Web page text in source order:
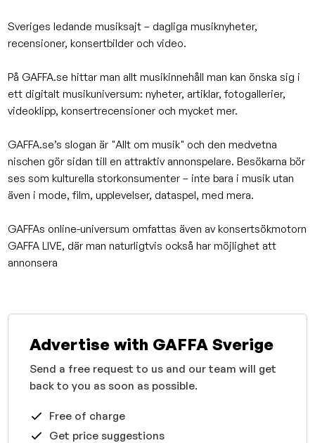
Sveriges ledande musiksajt – dagliga musiknyheter,
recensioner, konsertbilder och video.
På GAFFA.se hittar man allt musikinnehåll man kan önska sig i
ett digitalt musikuniversum: nyheter, artiklar, fotogallerier,
videoklipp, konsertrecensioner och mycket mer.
GAFFA.se’s slogan är "Allt om musik" och den medvetna
nischen gör sidan till en attraktiv annonspelare. Besökarna bör
ses som kulturella storkonsumenter – inte bara i musik utan
även i mode, film, upplevelser, dataspel, med mera.
GAFFAs online-universum omfattas även av konsertsökmotorn
GAFFA LIVE, där man naturligtvis också har möjlighet att
annonsera
Advertise with GAFFA Sverige
Send a free request to us and our team will get
back to you as soon as possible.
Free of charge
Get price suggestions